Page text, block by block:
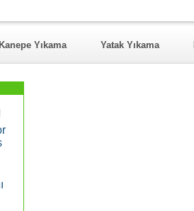
Kanepe Yıkama Yatak Yıkama